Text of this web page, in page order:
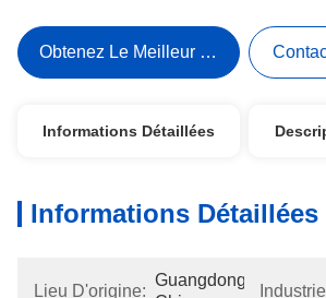
Obtenez Le Meilleur Prix
Informations Détaillées
Informations Détaillées
Lieu D'origine:
Guangdong,